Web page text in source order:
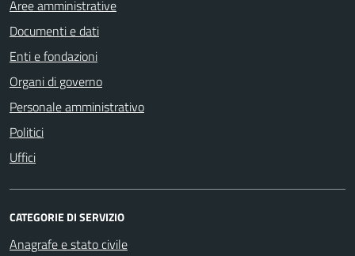
Aree amministrative
Documenti e dati
Enti e fondazioni
Organi di governo
Personale amministrativo
Politici
Uffici
CATEGORIE DI SERVIZIO
Anagrafe e stato civile